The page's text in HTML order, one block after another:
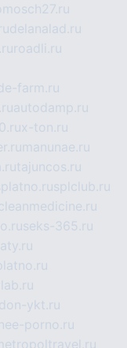
delanalad.ru
roadli.ru
farm.ru
autodamp.ru
x-ton.ru
manunae.ru
tajuncos.ru
splclub.ru
seks-365.ru
don-ykt.ru
porno.ru